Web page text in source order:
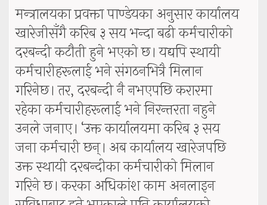
मन्त्रालयका प्रवक्ता पाण्डेयका अनुसार कार्यालय
खारेजीसँगै करिब ३ सय भन्दा बढी कर्मचारीको
दरबन्दी कटौती हुने भएको छ। यद्यपि स्थायी
कर्मचारीहरूलाई भने संगठनभित्रै मिलान
गरिनेछ। तर, दरबन्दी नै नभएपछि करारमा
रहेका कर्मचारीहरूलाई भने निरन्तरता नहुने
उनले जनाए। ‘उक्त कार्यालयमा करिब ३ सय
जना कर्मचारी छन्। अब कार्यालय खारेजपछि
उक्त स्थायी दरबन्दीका कर्मचारीको मिलान
गरिने छ। करका अधिकांश काम अनलाइन